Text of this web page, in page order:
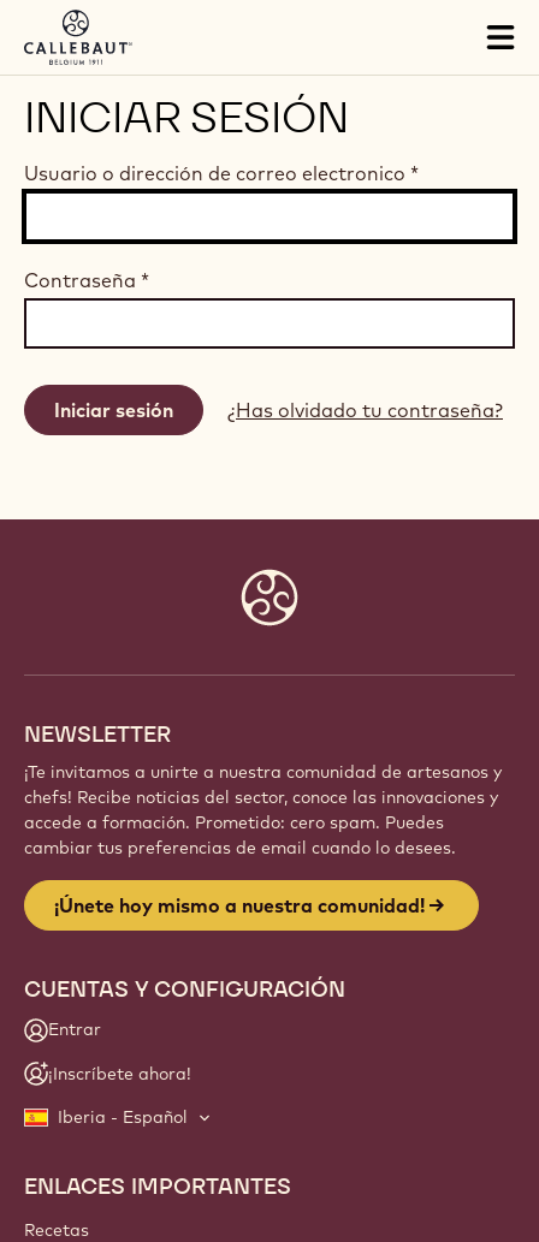
Skip to main content
INICIAR SESIÓN
Usuario o dirección de correo electronico *
Contraseña *
¿Has olvidado tu contraseña?
NEWSLETTER
¡Te invitamos a unirte a nuestra comunidad de artesanos y
chefs! Recibe noticias del sector, conoce las innovaciones y
accede a formación. Prometido: cero spam. Puedes
cambiar tus preferencias de email cuando lo desees.
¡Únete hoy mismo a nuestra comunidad!
CUENTAS Y CONFIGURACIÓN
Entrar
¡Inscríbete ahora!
Iberia - Español
Footer
Callebaut
ENLACES IMPORTANTES
Recetas